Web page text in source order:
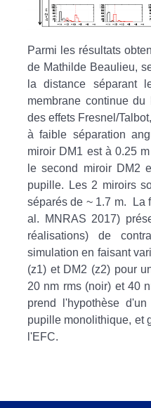
Parmi les résultats
de Mathilde Beaulieu,
la distance séparant
membrane continue
des effets Fresnel/
à faible séparation
miroir DM1 est à 0.25
le second miroir DM2
pupille. Les 2 miroirs
séparés de ~ 1.7 m. La
al. MNRAS 2017)
réalisations) de
simulation en faisant
(z1) et DM2 (z2) pour
20 nm rms (noir) et 40
prend l'hypothèse
pupille monolithique, et
l'EFC.